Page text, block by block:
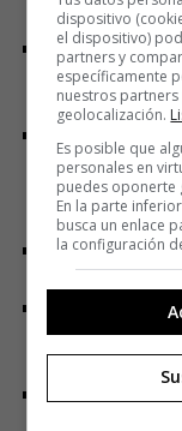
Vi hombres
Me di
(pasar un
solo
He visto un
en roca, y
La pasión
grande,
más
El impulso
dispositivo
el dispositivo)
partners y
específicamente
nuestros
geolocalización.
Es posible que
personales en
puedes oponerte
En la parte
busca un enlace
la configuración